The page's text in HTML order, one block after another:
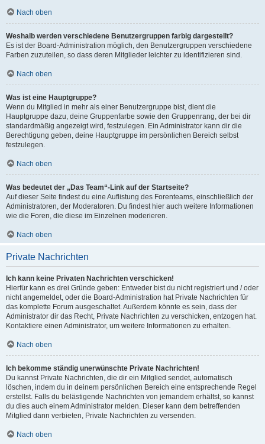
Nach oben
Weshalb werden verschiedene Benutzergruppen farbig dargestellt?
Es ist der Board-Administration möglich, den Benutzergruppen verschiedene
Farben zuzuteilen, so dass deren Mitglieder leichter zu identifizieren sind.
Nach oben
Was ist eine Hauptgruppe?
Wenn du Mitglied in mehr als einer Benutzergruppe bist, dient die
Hauptgruppe dazu, deine Gruppenfarbe sowie den Gruppenrang, der bei dir
standardmäßig angezeigt wird, festzulegen. Ein Administrator kann dir die
Berechtigung geben, deine Hauptgruppe im persönlichen Bereich selbst
festzulegen.
Nach oben
Was bedeutet der „Das Team“-Link auf der Startseite?
Auf dieser Seite findest du eine Auflistung des Forenteams, einschließlich der
Administratoren, der Moderatoren. Du findest hier auch weitere Informationen
wie die Foren, die diese im Einzelnen moderieren.
Nach oben
Private Nachrichten
Ich kann keine Privaten Nachrichten verschicken!
Hierfür kann es drei Gründe geben: Entweder bist du nicht registriert und / oder
nicht angemeldet, oder die Board-Administration hat Private Nachrichten für
das komplette Forum ausgeschaltet. Außerdem könnte es sein, dass der
Administrator dir das Recht, Private Nachrichten zu verschicken, entzogen hat.
Kontaktiere einen Administrator, um weitere Informationen zu erhalten.
Nach oben
Ich bekomme ständig unerwünschte Private Nachrichten!
Du kannst Private Nachrichten, die dir ein Mitglied sendet, automatisch
löschen, indem du in deinem persönlichen Bereich eine entsprechende Regel
erstellst. Falls du belästigende Nachrichten von jemandem erhältst, so kannst
du dies auch einem Administrator melden. Dieser kann dem betreffenden
Mitglied dann verbieten, Private Nachrichten zu versenden.
Nach oben